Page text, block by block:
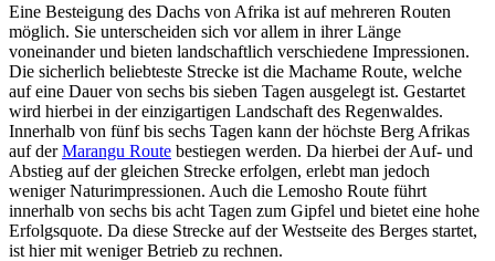
Eine Besteigung des Dachs von Afrika ist auf mehreren Routen
möglich. Sie unterscheiden sich vor allem in ihrer Länge
voneinander und bieten landschaftlich verschiedene Impressionen.
Die sicherlich beliebteste Strecke ist die Machame Route, welche
auf eine Dauer von sechs bis sieben Tagen ausgelegt ist. Gestartet
wird hierbei in der einzigartigen Landschaft des Regenwaldes.
Innerhalb von fünf bis sechs Tagen kann der höchste Berg Afrikas
auf derMarangu Route bestiegen werden. Da hierbei der Auf- und
Abstieg auf der gleichen Strecke erfolgen, erlebt man jedoch
weniger Naturimpressionen. Auch die Lemosho Route führt
innerhalb von sechs bis acht Tagen zum Gipfel und bietet eine hohe
Erfolgsquote. Da diese Strecke auf der Westseite des Berges startet,
ist hier mit weniger Betrieb zu rechnen.